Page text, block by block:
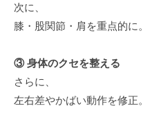
次に、
膝・股関節・肩を重点的に。
③ 身体のクセを整える
さらに、
左右差やかばい動作を修正。